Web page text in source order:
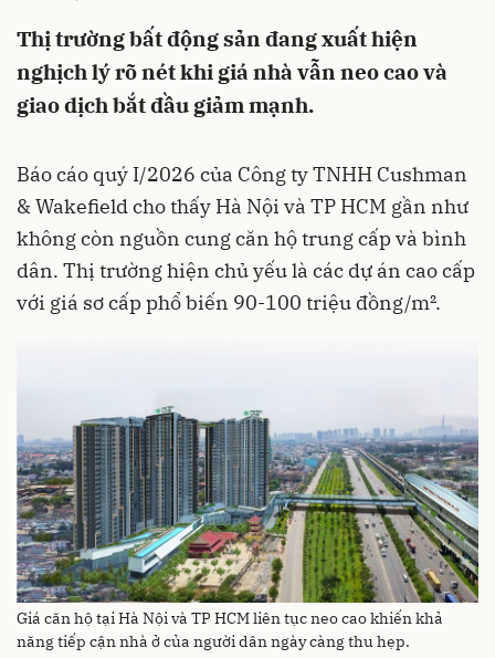
Thị trường bất động sản đang xuất hiện
nghịch lý rõ nét khi giá nhà vẫn neo cao và
giao dịch bắt đầu giảm mạnh.
Báo cáo quý I/2026 của Công ty TNHH Cushman
& Wakefield cho thấy Hà Nội và TP HCM gần như
không còn nguồn cung căn hộ trung cấp và bình
dân. Thị trường hiện chủ yếu là các dự án cao cấp
với giá sơ cấp phổ biến 90-100 triệu đồng/m².
Giá căn hộ tại Hà Nội và TP HCM liên tục neo cao khiến khả
năng tiếp cận nhà ở của người dân ngày càng thu hẹp.
Hủy